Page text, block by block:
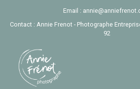
Email :
Contact : Annie Frenot - Photographe
92